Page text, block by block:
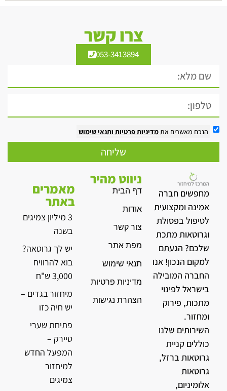
צרו קשר
053-3413894
הנכם מאשרים אתמדיניות פרטיות ותנאי שימוש
שליחה
מחפשים חברה
אמינה ומקצועית
לטיפול בפסולת
וגרוטאות מתכת
שלכם? הגעתם
למקום הנכון! אנו
החברה המובילה
בישראל לפינוי
מתכות, פירוק
ומחזור.
השירותים שלנו
כוללים קניית
גרוטאות ברזל,
גרוטאות
אלומיניום,
ניווט מהיר
דף הבית
אודות
צור קשר
מפת אתר
תנאי שימוש
מדיניות פרטיות
הצהרת נגישות
מאמרים
באתר
3 מיליון צמיגים
בשנה
יש לך גרוטאה?
בוא להרוויח
3,000 ש"ח
מיחזור בגדים –
יש חיה כזו
פתיחת שערי
טיירק –
המפעל החדש
למיחזור
צמיגים